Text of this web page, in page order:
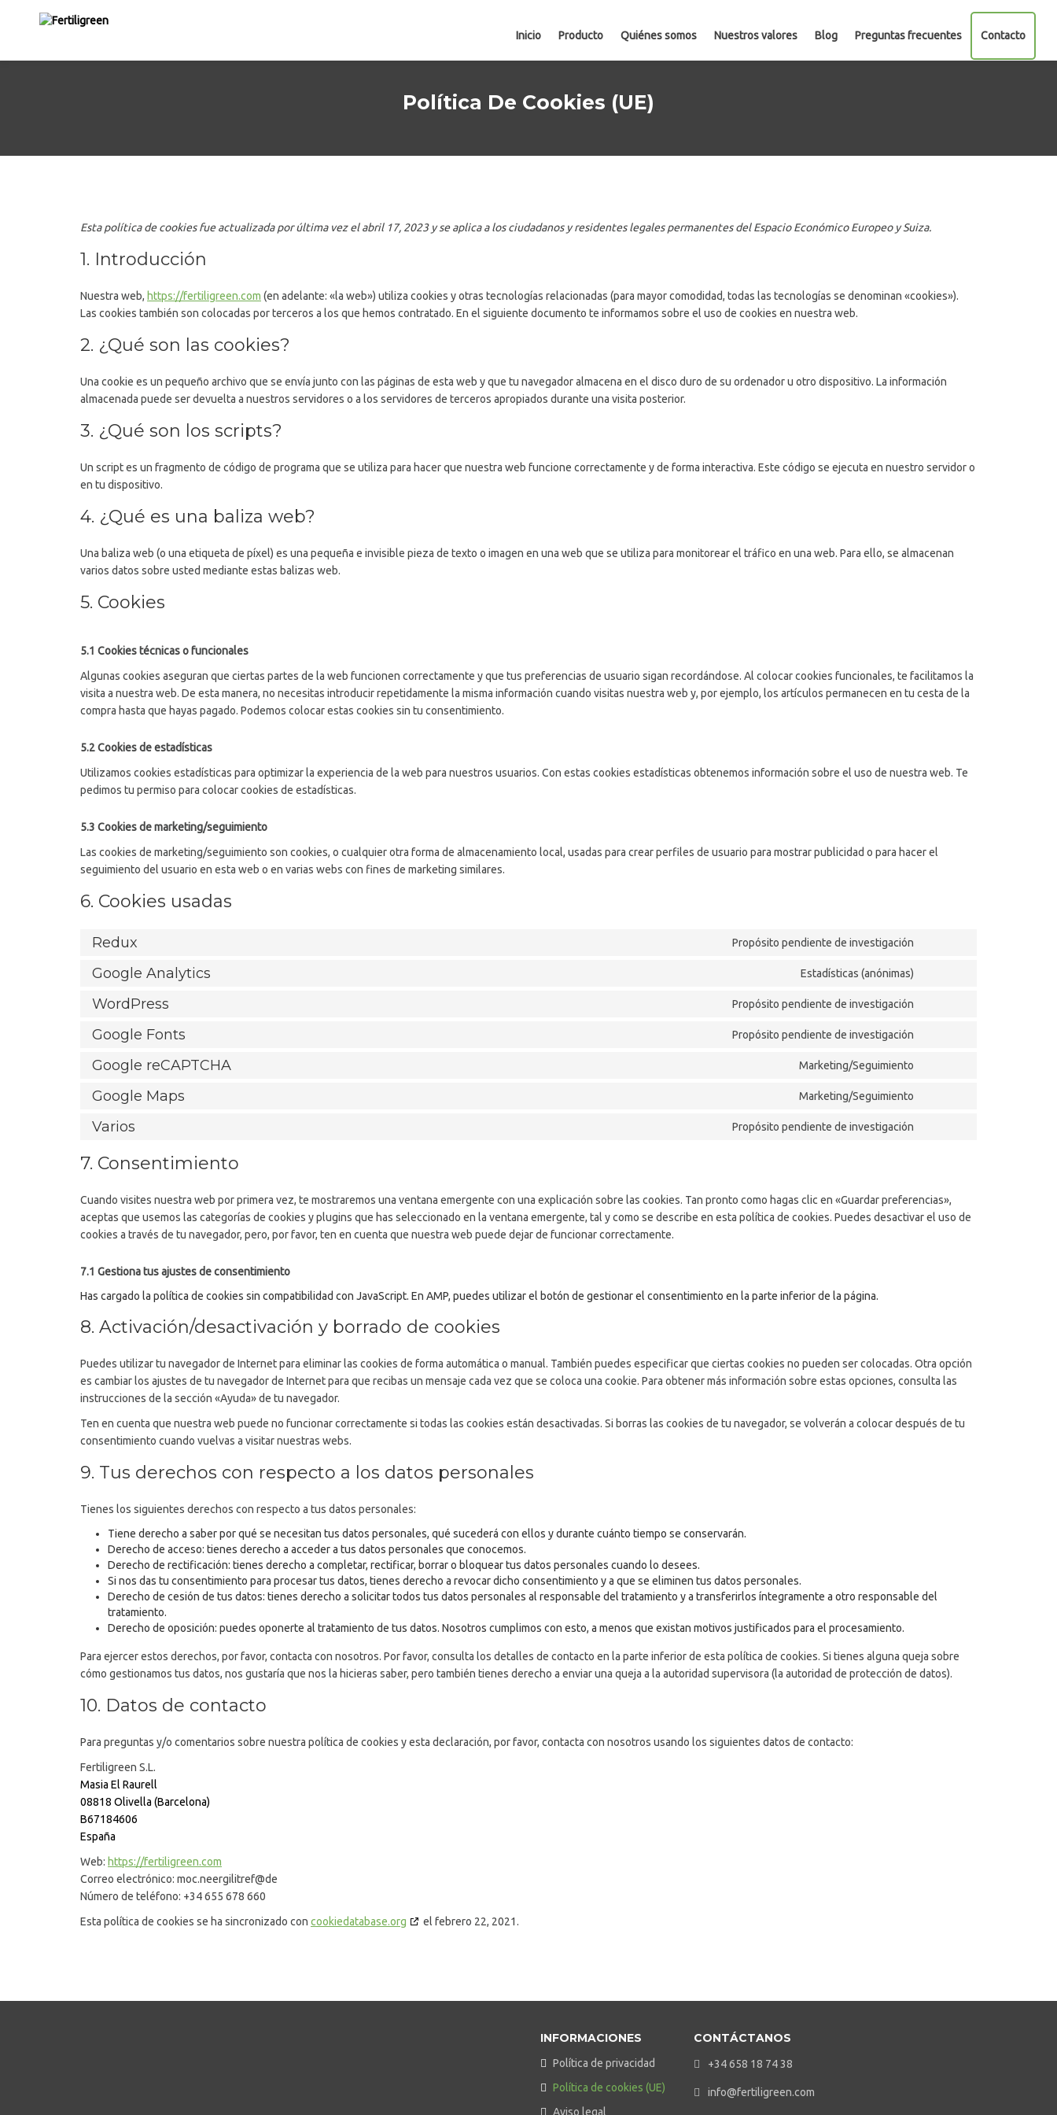
Inicio Producto Quiénes somos Nuestros valores Blog Preguntas frecuentes Contacto
Política De Cookies (UE)
Esta política de cookies fue actualizada por última vez el abril 17, 2023 y se aplica a los ciudadanos y residentes legales permanentes del Espacio Económico Europeo y Suiza.
1. Introducción
Nuestra web, https://fertiligreen.com (en adelante: «la web») utiliza cookies y otras tecnologías relacionadas (para mayor comodidad, todas las tecnologías se denominan «cookies»).
Las cookies también son colocadas por terceros a los que hemos contratado. En el siguiente documento te informamos sobre el uso de cookies en nuestra web.
2. ¿Qué son las cookies?
Una cookie es un pequeño archivo que se envía junto con las páginas de esta web y que tu navegador almacena en el disco duro de su ordenador u otro dispositivo. La información
almacenada puede ser devuelta a nuestros servidores o a los servidores de terceros apropiados durante una visita posterior.
3. ¿Qué son los scripts?
Un script es un fragmento de código de programa que se utiliza para hacer que nuestra web funcione correctamente y de forma interactiva. Este código se ejecuta en nuestro servidor o
en tu dispositivo.
4. ¿Qué es una baliza web?
Una baliza web (o una etiqueta de píxel) es una pequeña e invisible pieza de texto o imagen en una web que se utiliza para monitorear el tráfico en una web. Para ello, se almacenan
varios datos sobre usted mediante estas balizas web.
5. Cookies
5.1 Cookies técnicas o funcionales
Algunas cookies aseguran que ciertas partes de la web funcionen correctamente y que tus preferencias de usuario sigan recordándose. Al colocar cookies funcionales, te facilitamos la
visita a nuestra web. De esta manera, no necesitas introducir repetidamente la misma información cuando visitas nuestra web y, por ejemplo, los artículos permanecen en tu cesta de la
compra hasta que hayas pagado. Podemos colocar estas cookies sin tu consentimiento.
5.2 Cookies de estadísticas
Utilizamos cookies estadísticas para optimizar la experiencia de la web para nuestros usuarios. Con estas cookies estadísticas obtenemos información sobre el uso de nuestra web. Te
pedimos tu permiso para colocar cookies de estadísticas.
5.3 Cookies de marketing/seguimiento
Las cookies de marketing/seguimiento son cookies, o cualquier otra forma de almacenamiento local, usadas para crear perfiles de usuario para mostrar publicidad o para hacer el
seguimiento del usuario en esta web o en varias webs con fines de marketing similares.
6. Cookies usadas
Redux Propósito pendiente de investigación
Google Analytics Estadísticas (anónimas)
WordPress Propósito pendiente de investigación
Google Fonts Propósito pendiente de investigación
Google reCAPTCHA Marketing/Seguimiento
Google Maps Marketing/Seguimiento
Varios Propósito pendiente de investigación
7. Consentimiento
Cuando visites nuestra web por primera vez, te mostraremos una ventana emergente con una explicación sobre las cookies. Tan pronto como hagas clic en «Guardar preferencias»,
aceptas que usemos las categorías de cookies y plugins que has seleccionado en la ventana emergente, tal y como se describe en esta política de cookies. Puedes desactivar el uso de
cookies a través de tu navegador, pero, por favor, ten en cuenta que nuestra web puede dejar de funcionar correctamente.
7.1 Gestiona tus ajustes de consentimiento
Has cargado la política de cookies sin compatibilidad con JavaScript. En AMP, puedes utilizar el botón de gestionar el consentimiento en la parte inferior de la página.
8. Activación/desactivación y borrado de cookies
Puedes utilizar tu navegador de Internet para eliminar las cookies de forma automática o manual. También puedes especificar que ciertas cookies no pueden ser colocadas. Otra opción
es cambiar los ajustes de tu navegador de Internet para que recibas un mensaje cada vez que se coloca una cookie. Para obtener más información sobre estas opciones, consulta las
instrucciones de la sección «Ayuda» de tu navegador.
Ten en cuenta que nuestra web puede no funcionar correctamente si todas las cookies están desactivadas. Si borras las cookies de tu navegador, se volverán a colocar después de tu
consentimiento cuando vuelvas a visitar nuestras webs.
9. Tus derechos con respecto a los datos personales
Tienes los siguientes derechos con respecto a tus datos personales:
Tiene derecho a saber por qué se necesitan tus datos personales, qué sucederá con ellos y durante cuánto tiempo se conservarán.
Derecho de acceso: tienes derecho a acceder a tus datos personales que conocemos.
Derecho de rectificación: tienes derecho a completar, rectificar, borrar o bloquear tus datos personales cuando lo desees.
Si nos das tu consentimiento para procesar tus datos, tienes derecho a revocar dicho consentimiento y a que se eliminen tus datos personales.
Derecho de cesión de tus datos: tienes derecho a solicitar todos tus datos personales al responsable del tratamiento y a transferirlos íntegramente a otro responsable del
tratamiento.
Derecho de oposición: puedes oponerte al tratamiento de tus datos. Nosotros cumplimos con esto, a menos que existan motivos justificados para el procesamiento.
Para ejercer estos derechos, por favor, contacta con nosotros. Por favor, consulta los detalles de contacto en la parte inferior de esta política de cookies. Si tienes alguna queja sobre
cómo gestionamos tus datos, nos gustaría que nos la hicieras saber, pero también tienes derecho a enviar una queja a la autoridad supervisora (la autoridad de protección de datos).
10. Datos de contacto
Para preguntas y/o comentarios sobre nuestra política de cookies y esta declaración, por favor, contacta con nosotros usando los siguientes datos de contacto:
Fertiligreen S.L.
Masia El Raurell
08818 Olivella (Barcelona)
B67184606
España
Web: https://fertiligreen.com
Correo electrónico: moc.neergilitref@de
Número de teléfono: +34 655 678 660
Esta política de cookies se ha sincronizado con cookiedatabase.org el febrero 22, 2021.
INFORMACIONES
Política de privacidad
Política de cookies (UE)
Aviso legal
CONTÁCTANOS
+34 658 18 74 38
info@fertiligreen.com